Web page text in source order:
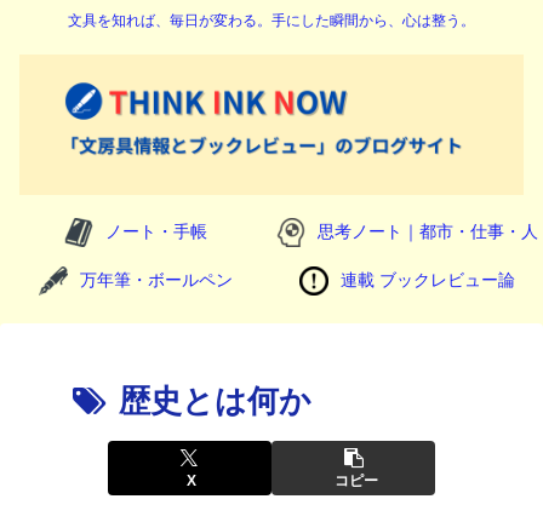
文具を知れば、毎日が変わる。手にした瞬間から、心は整う。
ノート・手帳 思考ノート｜都市・仕事・人
万年筆・ボールペン 連載 ブックレビュー論
歴史とは何か
X コピー